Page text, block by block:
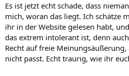
Es ist jetzt echt schade, dass
mich, woran das liegt. Ich schätze
ihr in der Website gelesen habt,
das extrem intolerant ist, denn
Recht auf freie
nicht passt. Echt traurig, wie ihr